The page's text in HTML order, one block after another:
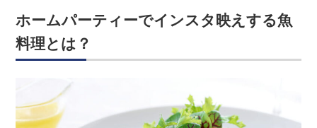
ホームパーティーでインスタ映えする魚
料理とは？